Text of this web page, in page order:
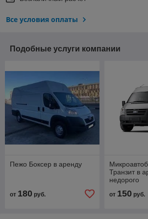
Все условия оплаты
Подобные услуги компании
Пежо Боксер в аренду
от 180 руб.
Транзит в
недорого
от 150руб.